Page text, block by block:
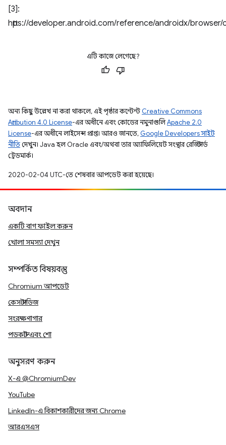
[3]:
https://developer.android.com/reference/androidx/
এটি কাজে লেগেছে?
অন্য কিছু উল্লেখ না করা থাকলে, এই পৃষ্ঠার কন্টেন্ট Creative Commons
Attribution 4.0 License-এর অধীনে এবং কোডের নমুনাগুলিApache 2.0
License-এর অধীনে লাইসেন্স প্রাপ্ত। আরও জানতে, Google Developers সাইট
নীতিদেখুন। Java হল Oracle এবং/অথবা তার অ্যাফিলিয়েট সংস্থার রেজিস্টার্ড
ট্রেডমার্ক।
2020-02-04 UTC-তে শেষবার আপডেট করা হয়েছে।
অবদান
একটি বাগ ফাইল করুন
খোলা সমস্যা দেখুন
সম্পর্কিত বিষয়বস্তু
Chromium আপডেট
কেস স্টাডিজ
সংরক্ষণাগার
পডকাস্ট এবং শো
অনুসরণ করুন
X-এ @ChromiumDev
YouTube
LinkedIn-এ বিকাশকারীদের জন্য Chrome
আরএসএস